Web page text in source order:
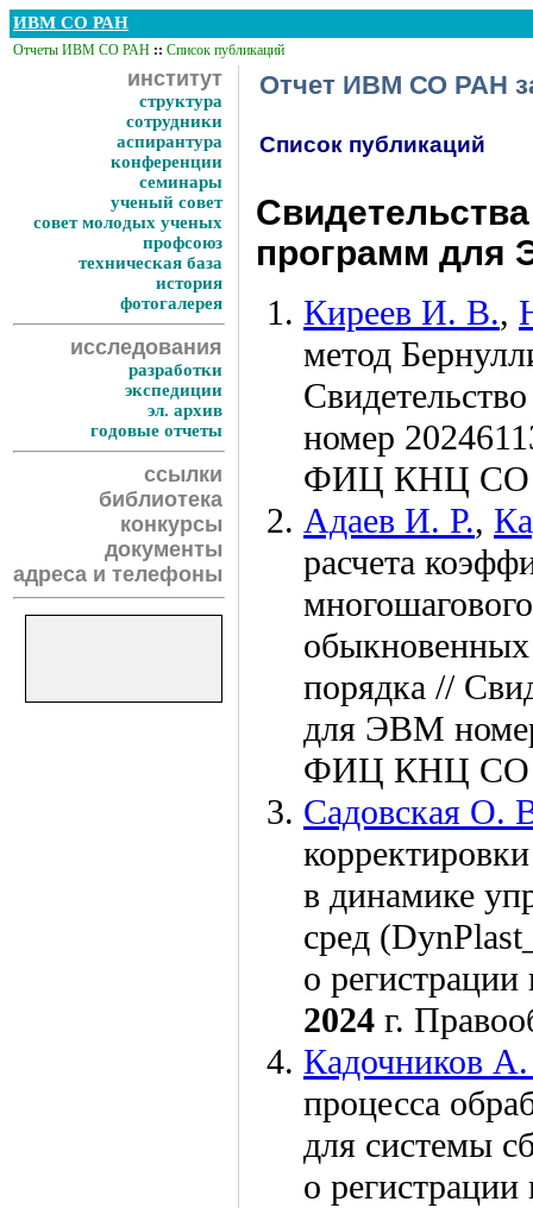
ИВМ СО РАН
Отчеты ИВМ СО РАН :: Список публикаций
институт
структура
сотрудники
аспирантура
конференции
семинары
ученый совет
совет молодых ученых
профсоюз
техническая база
история
фотогалерея
исследования
разработки
экспедиции
эл. архив
годовые отчеты
ссылки
библиотека
конкурсы
документы
адреса и телефоны
Отчет ИВМ СО РАН
Список публикаций
программ для
Киреев И. В.,
метод
номер
ФИЦ КНЦ СО
Адаев И. Р.,
расчета
порядка //
для ЭВМ
ФИЦ КНЦ СО
Садовская О.
в динамике
сред
о
2024 г.
Кадочников
процесса
для системы
о